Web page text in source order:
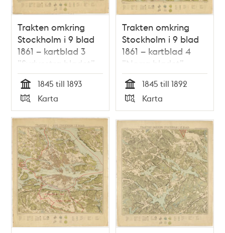
Trakten omkring
Stockholm i 9 blad
1861 – kartblad 3
”Sydvestra bladet”,
översett 1893
Tid
1845 till 1893
Typ
Karta
Trakten omkring
Stockholm i 9 blad
1861 – kartblad 4
”Norra bladet”,
översett 1892
Tid
1845 till 1892
Typ
Karta